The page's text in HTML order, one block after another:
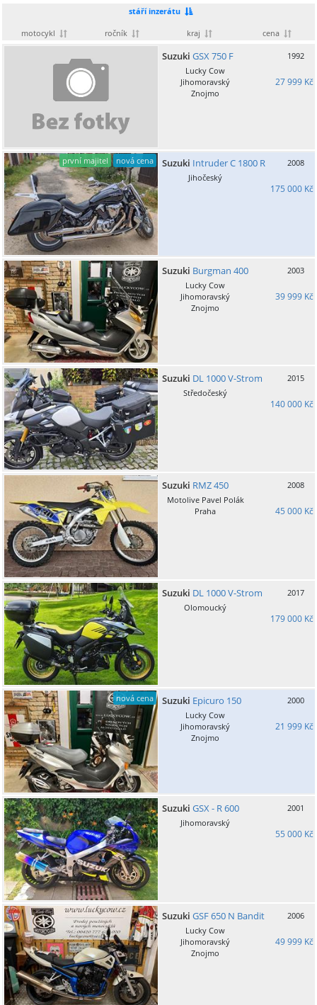
stáří inzerátu
motocykl ročník kraj cena
Suzuki GSX 750 F
1992
Lucky Cow
Jihomoravský
Znojmo
27 999 Kč
první majitel nová cena Suzuki Intruder C 1800 R
2008
Jihočeský
175 000 Kč
Suzuki Burgman 400
2003
Lucky Cow
Jihomoravský
Znojmo
39 999 Kč
Suzuki DL 1000 V-Strom
2015
Středočeský
140 000 Kč
Suzuki RMZ 450
2008
Motolive Pavel Polák
Praha
45 000 Kč
Suzuki DL 1000 V-Strom
2017
Olomoucký
179 000 Kč
nová cena Suzuki Epicuro 150
2000
Lucky Cow
Jihomoravský
Znojmo
21 999 Kč
Suzuki GSX - R 600
2001
Jihomoravský
55 000 Kč
Suzuki GSF 650 N Bandit
2006
Lucky Cow
Jihomoravský
Znojmo
49 999 Kč